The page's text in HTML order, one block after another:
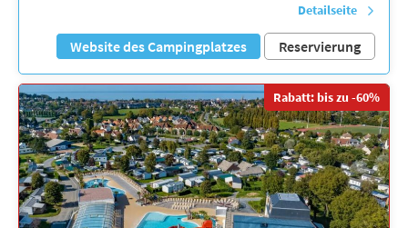
Detailseite
Website des Campingplatzes Reservierung
Rabatt: bis zu -60%